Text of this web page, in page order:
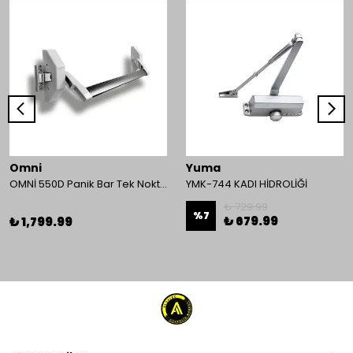
Omni
OMNİ 550D Panik Bar Tek Nokta Yüzey Tip
₺ 1,799.99
Yuma
YMK-744 KADI HİDROLİĞİ
%7 ₺ 679.99